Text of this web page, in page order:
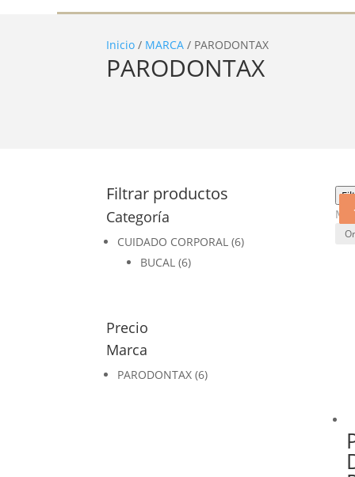
Inicio / MARCA / PARODONTAX
PARODONTAX
Filtrar productos
Categoría
CUIDADO CORPORAL(6)
BUCAL(6)
Precio
Marca
PARODONTAX(6)